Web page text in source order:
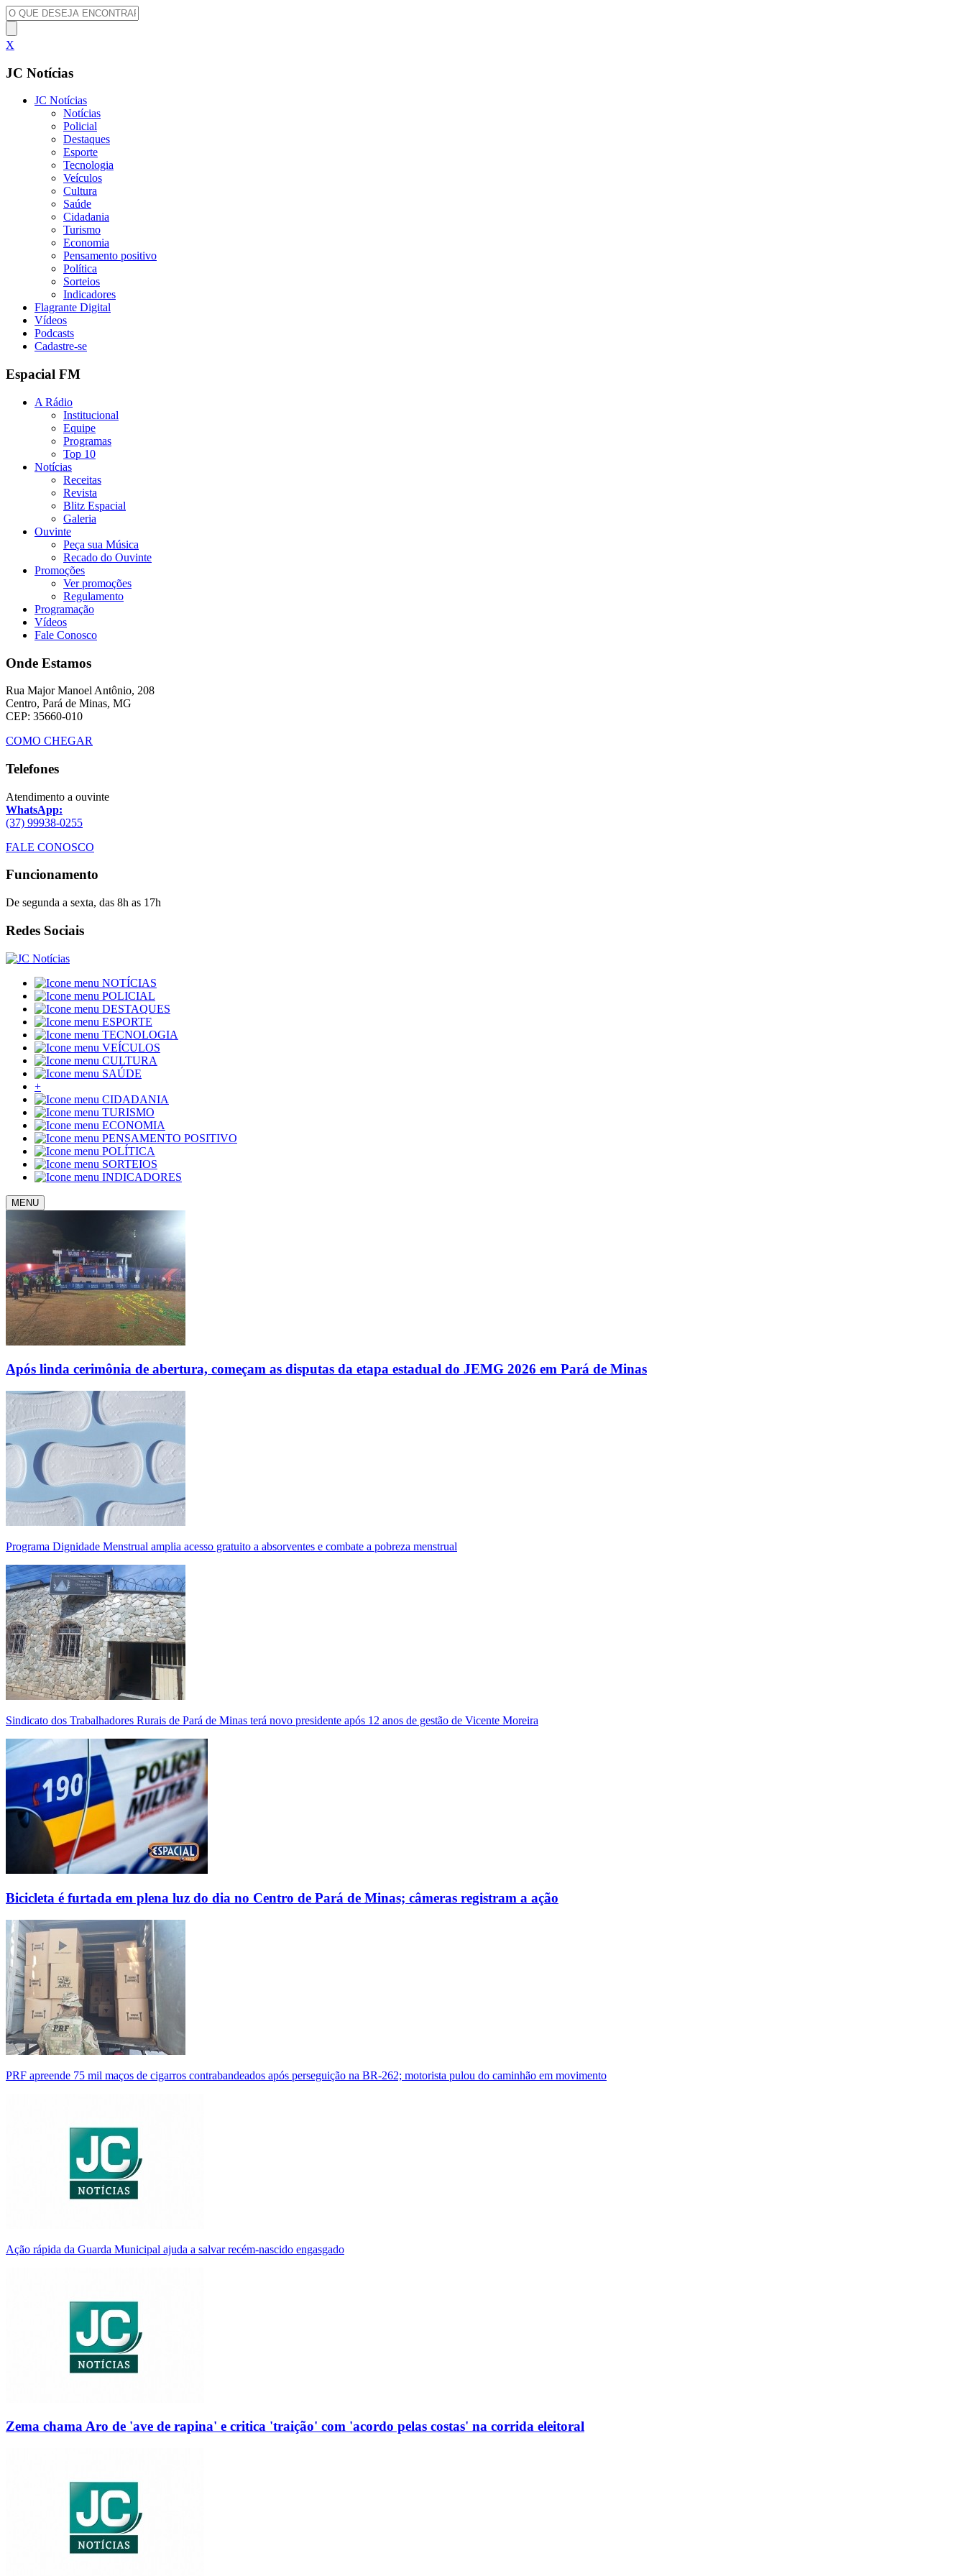
X
JC Notícias
JC Notícias
Notícias
Policial
Destaques
Esporte
Tecnologia
Veículos
Cultura
Saúde
Cidadania
Turismo
Economia
Pensamento positivo
Política
Sorteios
Indicadores
Flagrante Digital
Vídeos
Podcasts
Cadastre-se
Espacial FM
A Rádio
Institucional
Equipe
Programas
Top 10
Notícias
Receitas
Revista
Blitz Espacial
Galeria
Ouvinte
Peça sua Música
Recado do Ouvinte
Promoções
Ver promoções
Regulamento
Programação
Vídeos
Fale Conosco
Onde Estamos
Rua Major Manoel Antônio, 208
Centro, Pará de Minas, MG
CEP: 35660-010
COMO CHEGAR
Telefones
Atendimento a ouvinte
WhatsApp:
(37) 99938-0255
FALE CONOSCO
Funcionamento
De segunda a sexta, das 8h as 17h
Redes Sociais
NOTÍCIAS
POLICIAL
DESTAQUES
ESPORTE
TECNOLOGIA
VEÍCULOS
CULTURA
SAÚDE
+
CIDADANIA
TURISMO
ECONOMIA
PENSAMENTO POSITIVO
POLÍTICA
SORTEIOS
INDICADORES
MENU
Após linda cerimônia de abertura, começam as disputas da etapa estadual do JEMG 2026 em Pará de Minas
Programa Dignidade Menstrual amplia acesso gratuito a absorventes e combate a pobreza menstrual
Sindicato dos Trabalhadores Rurais de Pará de Minas terá novo presidente após 12 anos de gestão de Vicente Moreira
Bicicleta é furtada em plena luz do dia no Centro de Pará de Minas; câmeras registram a ação
PRF apreende 75 mil maços de cigarros contrabandeados após perseguição na BR-262; motorista pulou do caminhão em movimento
Ação rápida da Guarda Municipal ajuda a salvar recém-nascido engasgado
Zema chama Aro de 'ave de rapina' e critica 'traição' com 'acordo pelas costas' na corrida eleitoral